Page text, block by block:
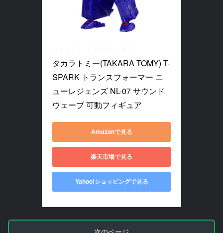
タカラトミー(TAKARA TOMY) T-
SPARK トランスフォーマー ニ
ューレジェンズ NL-07 サウンド
ウェーブ 可動フィギュア
Amazonで見る
楽天市場で見る
Yahoo!ショッピングで見る